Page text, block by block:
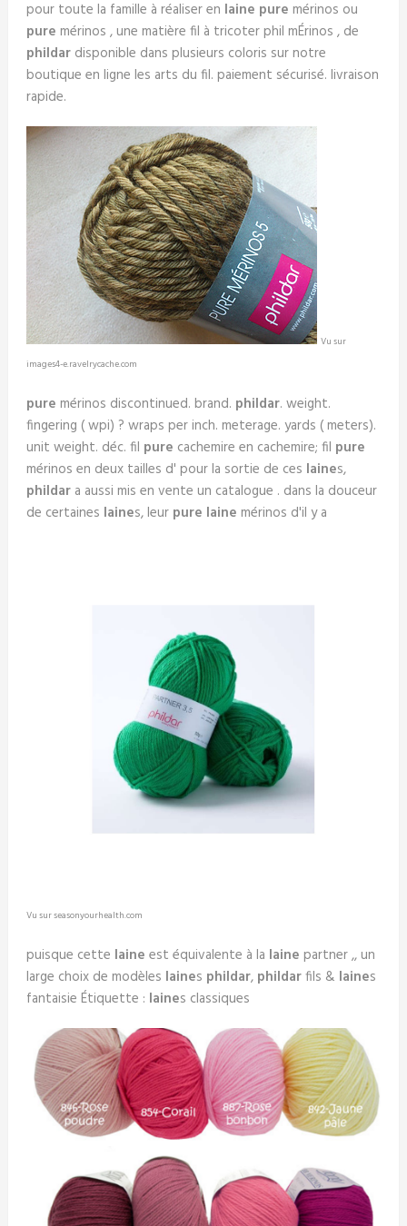
pour toute la famille à réaliser en laine pure mérinos ou
pure mérinos , une matière fil à tricoter phil mÉrinos , de
phildardisponible dans plusieurs coloris sur notre
boutique en ligne les arts du fil. paiement sécurisé. livraison
rapide.
Vu sur
images4-e.ravelrycache.com
pure mérinos discontinued. brand. phildar. weight.
fingering ( wpi) ? wraps per inch. meterage. yards ( meters).
unit weight. déc. fil pure cachemire en cachemire; fil pure
mérinos en deux tailles d' pour la sortie de ces laines,
phildara aussi mis en vente un catalogue . dans la douceur
de certaines laines, leur pure laine mérinos d'il y a
Vu sur seasonyourhealth.com
puisque cette laine est équivalente à la laine partner ,, un
large choix de modèles laines phildar, phildarfils & laines
fantaisie Étiquette : laines classiques